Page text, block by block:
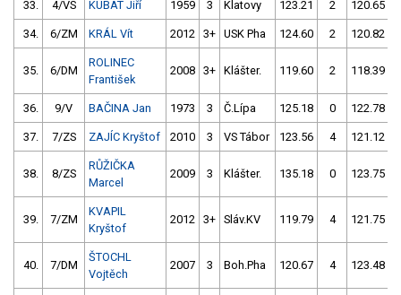
33. 4/VS KUBÁT Jiří 1959 3 Klatovy 123.21 2 120.65
34. 6/ZM KRÁL Vít 2012 3+ USK Pha 124.60 2 120.82
35. 6/DM
ROLINEC
František
2008 3+ Klášter. 119.60 2 118.39
36. 9/V BAČINA Jan 1973 3 Č.Lípa 125.18 0 122.78
37. 7/ZS ZAJÍC Kryštof 2010 3 VS Tábor 123.56 4 121.12
38. 8/ZS
RŮŽIČKA
Marcel
2009 3 Klášter. 135.18 0 123.75
39. 7/ZM
KVAPIL
Kryštof
2012 3+ Sláv.KV 119.79 4 121.75
40. 7/DM
ŠTOCHL
Vojtěch
2007 3 Boh.Pha 120.67 4 123.48